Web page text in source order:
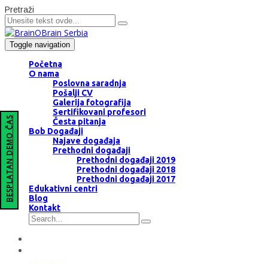
BESPLATAN DEMO ČAS
Pretraži
Toggle navigation
Početna
O nama
Poslovna saradnja
Pošalji CV
Galerija fotografija
Sertifikovani profesori
Česta pitanja
Bob Događaji
Najave događaja
Prethodni događaji
Prethodni događaji 2019
Prethodni događaji 2018
Prethodni događaji 2017
Edukativni centri
Blog
Kontakt